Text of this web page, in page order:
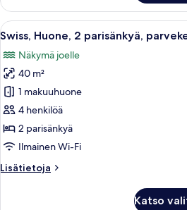
1
suuri
parisänky,
näköala
satamaan
Avaa
kaikki
huonetyypin
Swiss,
Huone,
2
parisänkyä,
parveke,
satamaan
6
Swiss, Huone, 2 parisänkyä,
Näkymä joelle
40 m²
1 makuuhuone
4 henkilöä
2 parisänkyä
Ilmainen Wi-Fi
Lisätietoja
Lisätietoja
Katso